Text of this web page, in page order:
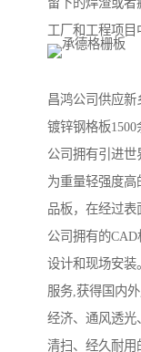
留下的焊渣或
工厂和工程项目
昌鸿公司供应新
镀锌钢格板
公司拥有引进
为重量轻强度高
品板，在经过表
公司拥有的
设计和现场安装
服务,获得国内
经济、通风透光
清扫、经久耐用